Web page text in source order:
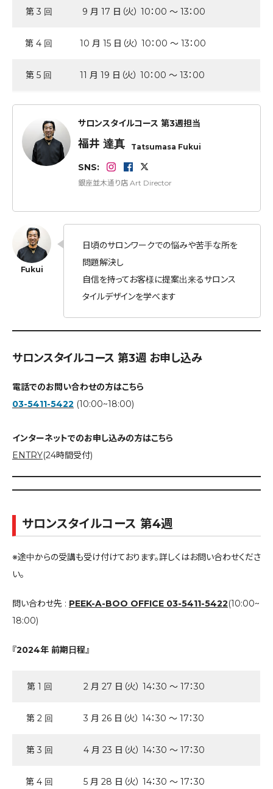
第 3 回 9 月 17 日（火） 10：00 ～ 13：00
第 4 回 10 月 15 日（火） 10：00 ～ 13：00
第 5 回 11 月 19 日（火） 10：00 ～ 13：00
サロンスタイルコース 第3週担当
福井 達真 Tatsumasa Fukui
SNS:
銀座並木通り店 Art Director
日頃のサロンワークでの悩みや苦手な所を
問題解決し
自信を持ってお客様に提案出来るサロンス
タイルデザインを学べます
サロンスタイルコース 第3週 お申し込み
電話でのお問い合わせの方はこちら
03-5411-5422 (10:00~18:00)
インターネットでのお申し込みの方はこちら
ENTRY(24時間受付)
サロンスタイルコース 第4週
※途中からの受講も受け付けております。詳しくはお問い合わせくださ
い。
問い合わせ先 : PEEK-A-BOO OFFICE 03-5411-5422(10:00~
18:00)
『2024年 前期日程』
第 1 回 2 月 27 日（火） 14：30 ～ 17：30
第 2 回 3 月 26 日（火） 14：30 ～ 17：30
第 3 回 4 月 23 日（火） 14：30 ～ 17：30
第 4 回 5 月 28 日（火） 14：30 ～ 17：30